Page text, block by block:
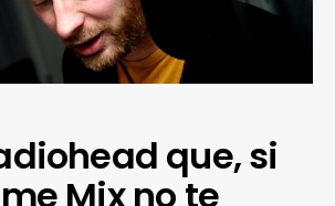
que, si
Mix no te